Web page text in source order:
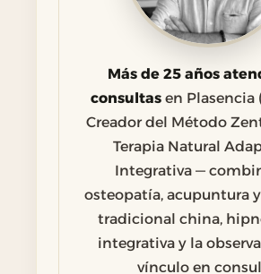
Más de 25 años
consultas en Plasencia
Creador del Método
Terapia Natural
Integrativa —
osteopatía, acupuntura
tradicional china,
integrativa y la
vínculo en